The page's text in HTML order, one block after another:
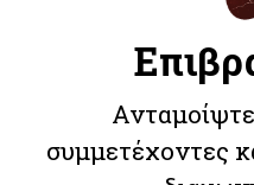
συμμετέχοντες